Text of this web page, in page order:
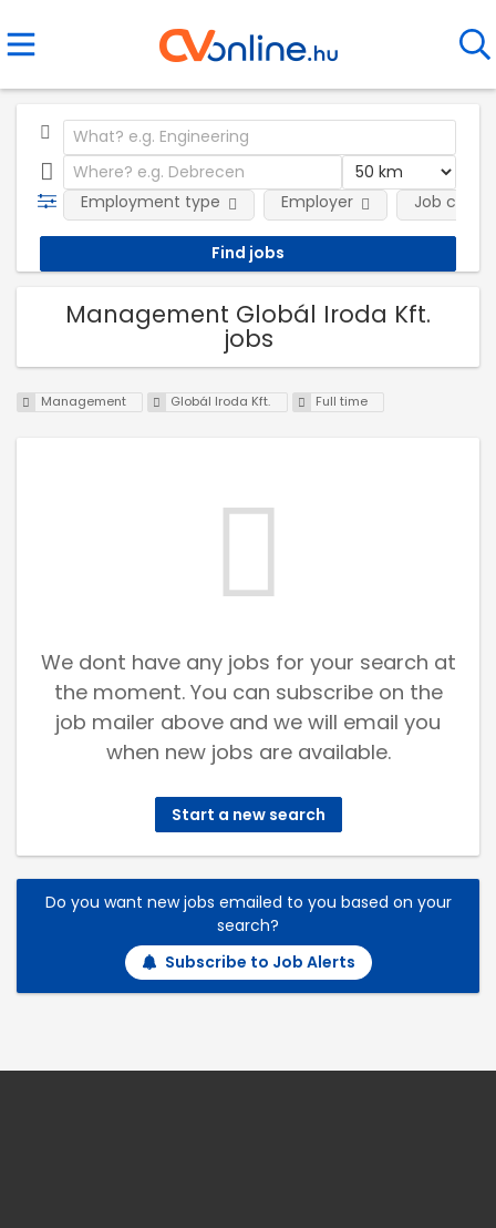
Employment type Employer Job
Management Globál Iroda Kft.
jobs
Management Globál Iroda Kft. Full time
We dont have any jobs for your search at
the moment. You can subscribe on the
job mailer above and we will email you
when new jobs are available.
Start a new search
Do you want new jobs emailed to you based on your
search?
Subscribe to Job Alerts